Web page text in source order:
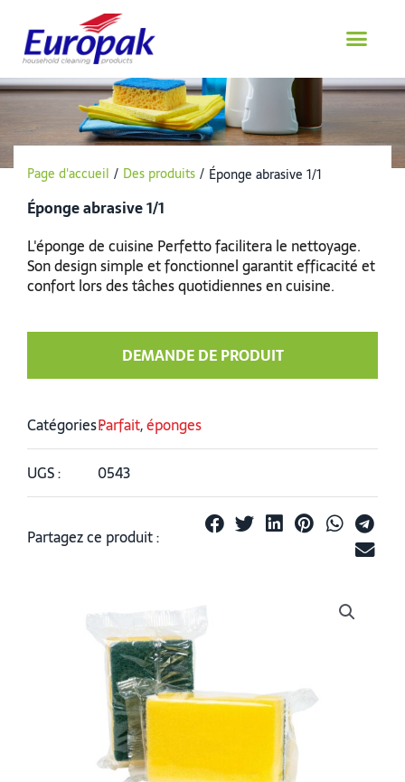
contenu
Page d'accueil / Des produits / Éponge abrasive 1/1
Éponge abrasive 1/1
L'éponge de cuisine Perfetto facilitera le nettoyage.
Son design simple et fonctionnel garantit efficacité et
confort lors des tâches quotidiennes en cuisine.
DEMANDE DE PRODUIT
Catégories :Parfait,éponges
UGS : 0543
Partagez ce produit :